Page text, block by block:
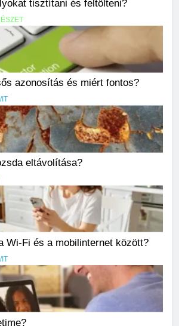
tisztítani és feltölteni?
azonosítás és miért fontos?
IT
eltávolítása?
Wi-Fi és a mobilinternet között?
IT